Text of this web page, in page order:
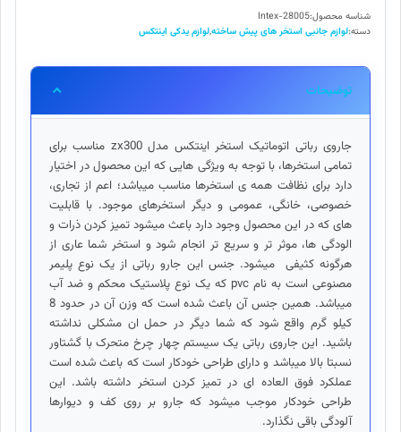
مدل
ZX300
شناسه محصول:Intex-28005
دسته:لوازم جانبی استخر های پیش ساخته,لوازم یدکی اینتکس
توضیحات
جاروی رباتی اتوماتیک استخر اینتکس مدل zx300 مناسب برای
تمامی استخرها، با توجه به ویژگی هایی که این محصول در اختیار
دارد برای نظافت همه ی استخرها مناسب میباشد؛ اعم از تجاری،
خصوصی، خانگی، عمومی و دیگر استخرهای موجود. با قابلیت
های که در این محصول وجود دارد باعث میشود تمیز کردن ذرات و
الودگی ها، موثر تر و سریع تر انجام شود و استخر شما عاری از
هرگونه کثیفی میشود.جنس این جارو رباتی از یک نوع پلیمر
مصنوعی است به نام pvc که یک نوع پلاستیک محکم و ضد آب
میباشد. همین جنس آن باعث شده است که وزن آن در حدود 8
کیلو گرم واقع شود که شما دیگر در حمل ان مشکلی نداشته
باشید. این جاروی رباتی یک سیستم چهار چرخ متحرک با گشتاور
نسبتا بالا میباشد و دارای طراحی خودکار است که باعث شده است
عملکرد فوق العاده ای در تمیز کردن استخر داشته باشد. این
طراحی خودکار موجب میشود که جارو بر روی کف و دیوارها
آلودگی باقی نگذارد.